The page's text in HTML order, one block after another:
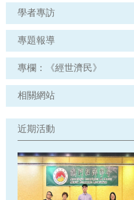
學者專訪
專題報導
專欄：《經世濟民》
相關網站
近期活動